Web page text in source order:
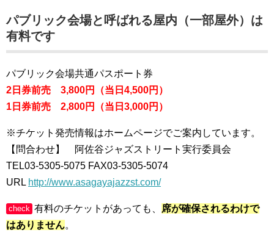
パブリック会場と呼ばれる屋内（一部屋外）は
有料です
パブリック会場共通パスポート券
2日券前売 3,800円（当日4,500円）
1日券前売 2,800円（当日3,000円）
※チケット発売情報はホームページでご案内しています。
【問合わせ】 阿佐谷ジャズストリート実行委員会
TEL03-5305-5075 FAX03-5305-5074
URL http://www.asagayajazzst.com/
check 有料のチケットがあっても、 席が確保されるわけで
はありません。